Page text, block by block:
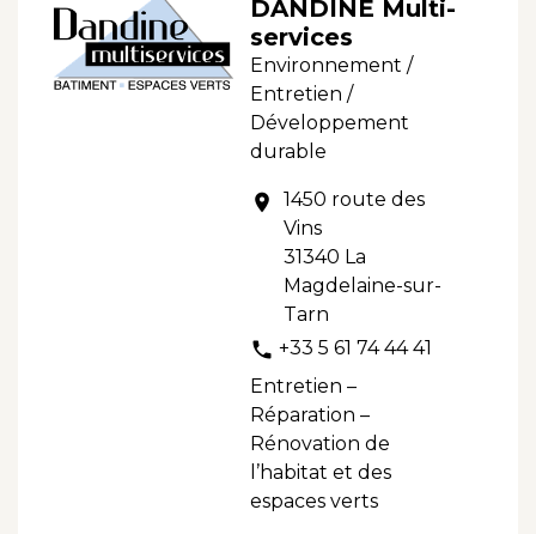
DANDINE Multi-
services
Environnement /
Entretien /
Développement
durable
location_on
1450 route des
Vins
31340 La
Magdelaine-sur-
Tarn
phone +33 5 61 74 44 41
Entretien –
Réparation –
Rénovation de
l’habitat et des
espaces verts